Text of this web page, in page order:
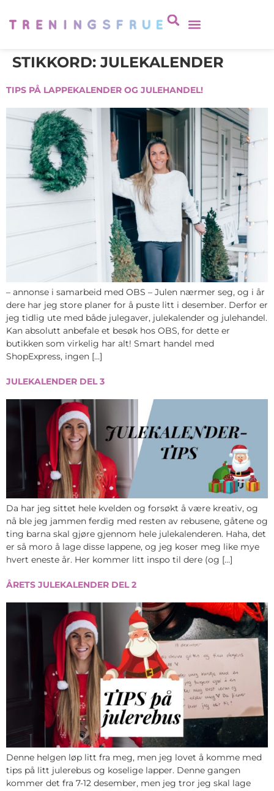
STIKKORD:JULEKALENDER
TIPS PÅ LAPPEKALENDER OG JULEHANDEL!
– annonse i samarbeid med OBS – Julen nærmer seg, og i år
dere har jeg store planer for å puste litt i desember. Derfor er
jeg tidlig ute med både julegaver, julekalender og julehandel.
Kan absolutt anbefale et besøk hos OBS, for dette er
butikken som virkelig har alt! Smart handel med
ShopExpress, ingen […]
JULEKALENDER DEL 3
Da har jeg sittet hele kvelden og forsøkt å være kreativ, og
nå ble jeg jammen ferdig med resten av rebusene, gåtene og
ting barna skal gjøre gjennom hele julekalenderen. Haha, det
er så moro å lage disse lappene, og jeg koser meg like mye
hvert eneste år. Her kommer litt inspo til dere (og […]
ÅRETS JULEKALENDER DEL 2
Denne helgen løp litt fra meg, men jeg lovet å komme med
tips på litt julerebus og koselige lapper. Denne gangen
kommer det fra 7-12 desember, men jeg tror jeg skal lage